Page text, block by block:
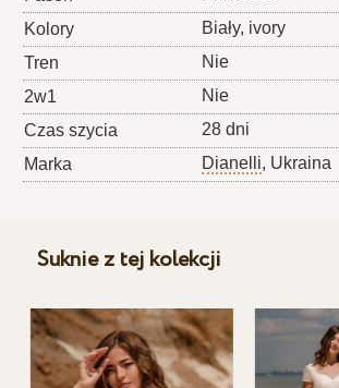
Kolory
Biały, ivory
Tren
Nie
2w1
Nie
Czas szycia
28 dni
Marka
Dianelli, Ukraina
Suknie z tej kolekcji